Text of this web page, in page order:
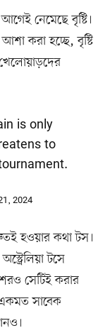
নেমেছে বৃষ্টি।
করা হচ্ছে, বৃষ্টি
is only
to
2024
হওয়ার কথা টস।
টসে
সেটিই করার
সাবেক